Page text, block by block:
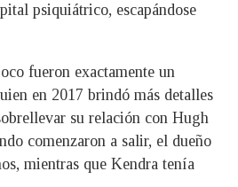
psiquiátrico, escapándose
fueron exactamente un
en 2017 brindó más detalles
su relación con Hugh
comenzaron a salir, el dueño
mientras que Kendra tenía